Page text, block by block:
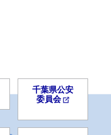
千葉県公安
委員会